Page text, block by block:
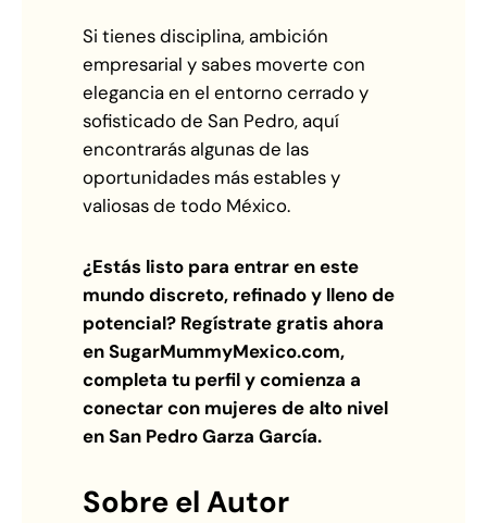
Si tienes disciplina, ambición
empresarial y sabes moverte con
elegancia en el entorno cerrado y
sofisticado de San Pedro, aquí
encontrarás algunas de las
oportunidades más estables y
valiosas de todo México.
¿Estás listo para entrar en este
mundo discreto, refinado y lleno de
potencial? Regístrate gratis ahora
en SugarMummyMexico.com,
completa tu perfil y comienza a
conectar con mujeres de alto nivel
en San Pedro Garza García.
Sobre el Autor